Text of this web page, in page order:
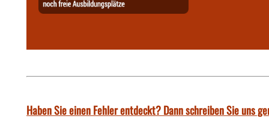
Haben Sie einen Fehler entdeckt? Dann schreiben Sie uns